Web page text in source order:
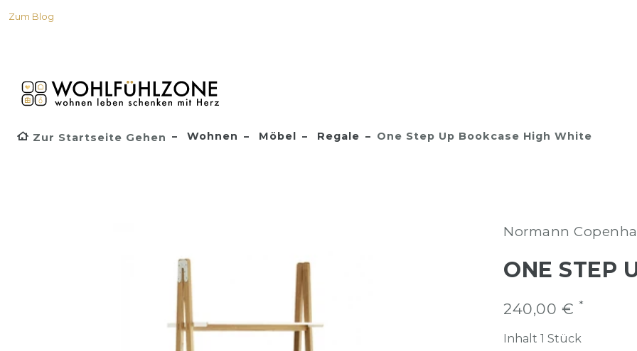
Zum Blog
Zur Startseite Gehen Wohnen Möbel Regale One Step Up Bookcase High White
Normann
ONE STEP
240,00 € *
Inhalt 1 Stück